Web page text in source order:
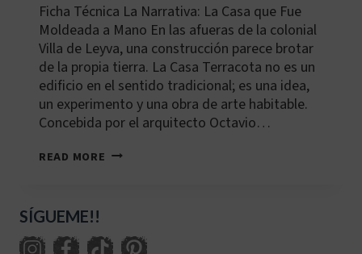
Ficha Técnica La Narrativa: La Casa que Fue
Moldeada a Mano En las afueras de la colonial
Villa de Leyva, una construcción parece brotar
de la propia tierra. La Casa Terracota no es un
edificio en el sentido tradicional; es una idea,
un experimento y una obra de arte habitable.
Concebida por el arquitecto Octavio…
READ MORE CO-
SÍGUEME!!